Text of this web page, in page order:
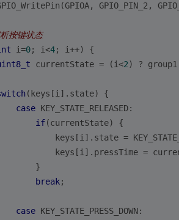
GPIO_PIN_2,
按键状态
i=0; i<4; i++) {
currentState = (i<2) ?
(keys[i].state) {
case KEY_STATE_RELEASED:
if(currentState) {
keys[i].state =
keys[i].pressTime =
}
break;
case KEY_STATE_PRESS_DOWN: